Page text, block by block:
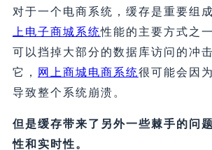
对于一个电商系统，缓存是重要组
上电子商城系统性能的主要方式之
可以挡掉大部分的数据库访问的冲
它，
网上商城电商系统很可能会因
导致整个系统崩溃。
但是缓存带来了另外一些棘手的问
性和实时性。